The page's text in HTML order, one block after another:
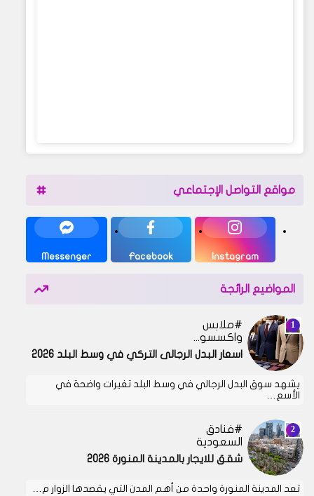
مواقع التواصل الإجتماعي
Instagram
Facebook
Messenger
المواضيع الرائجة
ملابس
واكسسوارات
اسعار البدل الرجالى التركي في وسط البلد 2026
يشهد سوق البدل الرجالي في وسط البلد تغيرات واضحة في
الأسع…
فنادق
السعودية
شقق للايجار بالمدينة المنورة 2026
تعد المدينة المنورة واحدة من أهم المدن التي يقصدها الزوار م…